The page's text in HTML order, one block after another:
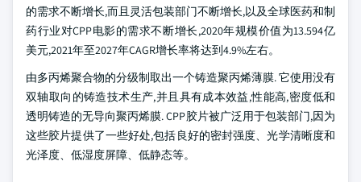
的需求不断增长,而且灵活包装部门不断增长,以及全球医药和制
药行业对CPP电影的需求不断增长,2020年规模价值为13.594亿
美元,2021年至2027年CAGR增长率将达到4.9%左右。
由多丙烯聚合物的分级制取出一个铸造聚丙烯薄膜. 它使用没有
双轴取向的铸造技术生产,并且具有成本效益,性能高,密度低和
透明铸造的无导向聚丙烯膜. CPP胶片被广泛用于包装部门,因为
这些胶片提供了一些好处,包括良好的密封强度、光学清晰度和
光泽度、低湿度屏障、低静态等。